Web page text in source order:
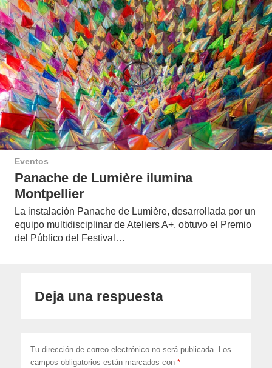
Eventos
Panache de Lumière ilumina
Montpellier
La instalación Panache de Lumière, desarrollada por un
equipo multidisciplinar de Ateliers A+, obtuvo el Premio
del Público del Festival…
Deja una respuesta
Tu dirección de correo electrónico no será publicada. Los
campos obligatorios están marcados con*